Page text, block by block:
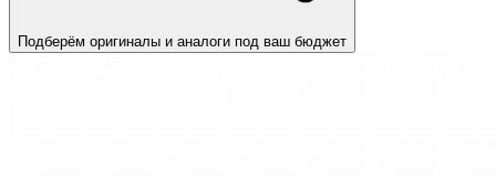
Подберём оригиналы и аналоги под ваш бюджет